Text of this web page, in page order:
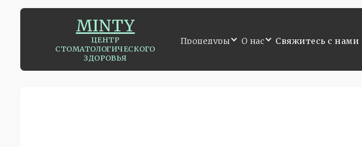
МINTY
ЦЕНТР
СТОМАТОЛОГИЧЕСКОГО
ЗДОРОВЬЯ
Процедуры
О нас
Свяжитесь с нами